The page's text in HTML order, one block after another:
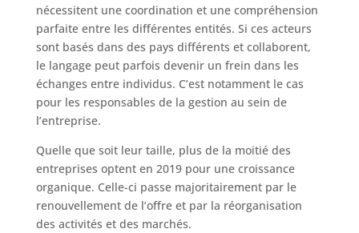
nécessitent une coordination et une compréhension
parfaite entre les différentes entités. Si ces acteurs
sont basés dans des pays différents et collaborent,
le langage peut parfois devenir un frein dans les
échanges entre individus. C’est notamment le cas
pour les responsables de la gestion au sein de
l’entreprise.
Quelle que soit leur taille, plus de la moitié des
entreprises optent en 2019 pour une croissance
organique. Celle-ci passe majoritairement par le
renouvellement de l’offre et par la réorganisation
des activités et des marchés.